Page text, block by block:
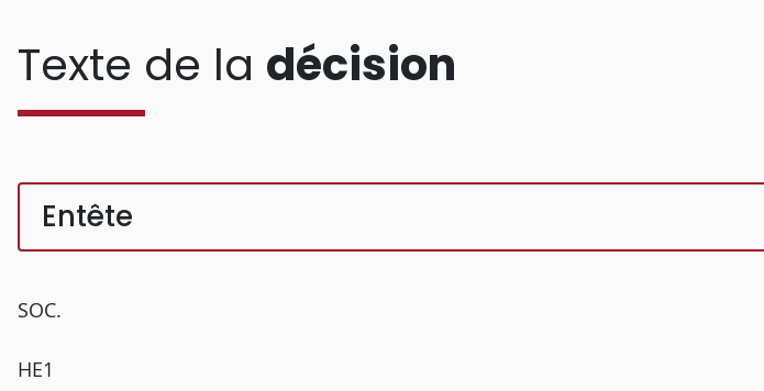
Texte de la décision
Entête
SOC.
HE1